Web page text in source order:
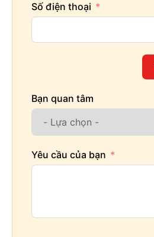
Số điện thoại
Bạn quan tâm
Yêu cầu của bạn